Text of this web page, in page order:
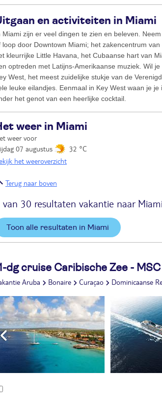
en activiteiten in Miami
Miami zijn er veel dingen te zien en beleven.
loop door Downtown Miami; het zakencentrum
kleurrijke Little Havana, het Cubaanse hart van
optreden met Latijns-Amerikaanse muziek. Wil
West, het meest zuidelijke stukje van de
leuke eilandjes. Eenmaal in Key West waan je
het genot van een heerlijke cocktail.
weer in Miami
weer voor
07 augustus
32 °C
het weeroverzicht
Terug naar boven
van 30 resultaten vakantie naar Miami
Toon alle resultaten in Miami
dg cruise Caribische Zee -
Aruba Bonaire Curaçao Dominicaanse